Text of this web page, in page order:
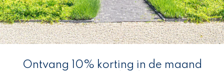
Ontvang 10% korting in de maand